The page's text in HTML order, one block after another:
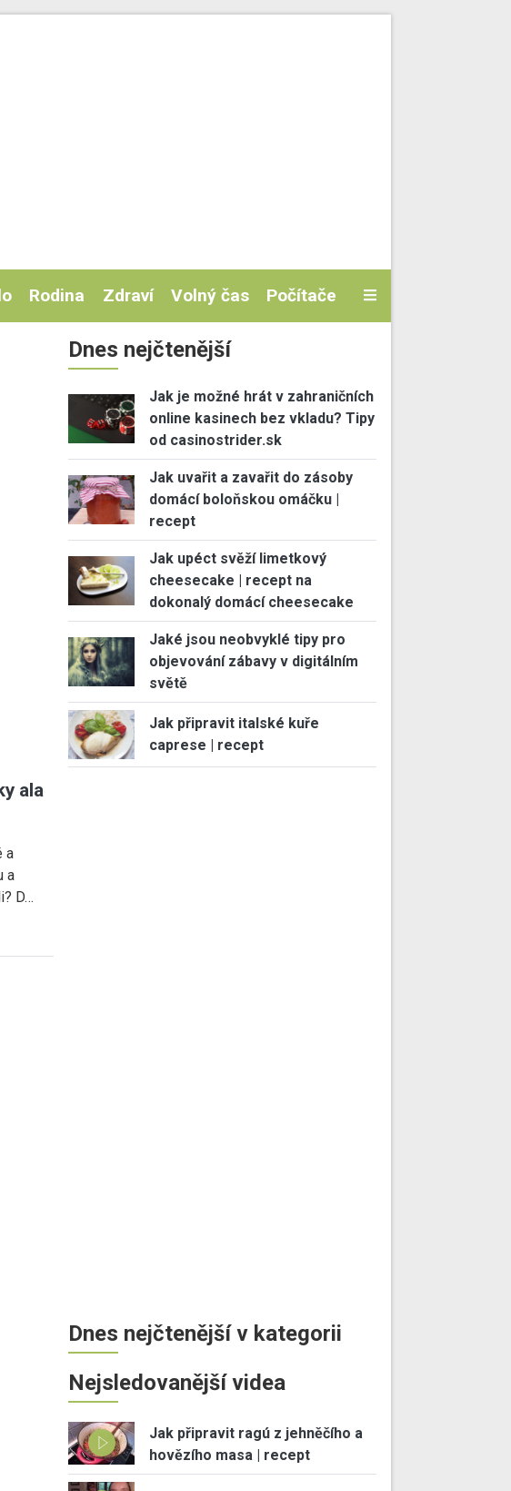
Rodina Zdraví Volný čas Počítače
ala
a
a
D…
Dnes nejčtenější
Jak je možné hrát v zahraničních
online kasinech bez vkladu? Tipy
od casinostrider.sk
Jak uvařit a zavařit do zásoby
domácí boloňskou omáčku |
recept
Jak upéct svěží limetkový
cheesecake | recept na
dokonalý domácí cheesecake
Jaké jsou neobvyklé tipy pro
objevování zábavy v digitálním
světě
Jak připravit italské kuře
caprese | recept
Dnes nejčtenější v kategorii
Nejsledovanější videa
Jak připravit ragú z jehněčího a
hovězího masa | recept